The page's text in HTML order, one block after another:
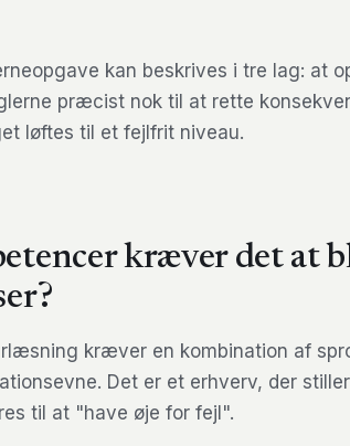
kan beskrives i tre lag: at
præcist nok til at rette
løftes til et fejlfrit niveau.
kræver det at
kræver en kombination af
Det er et erhverv, der
til at "have øje for fejl".